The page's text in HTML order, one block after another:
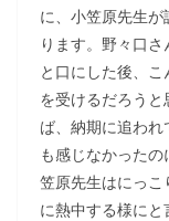
に、小笠原先生
ります。野々口
と口にした後、
を受けるだろう
ば、納期に追わ
も感じなかった
笠原先生はにっ
に熱中する様に